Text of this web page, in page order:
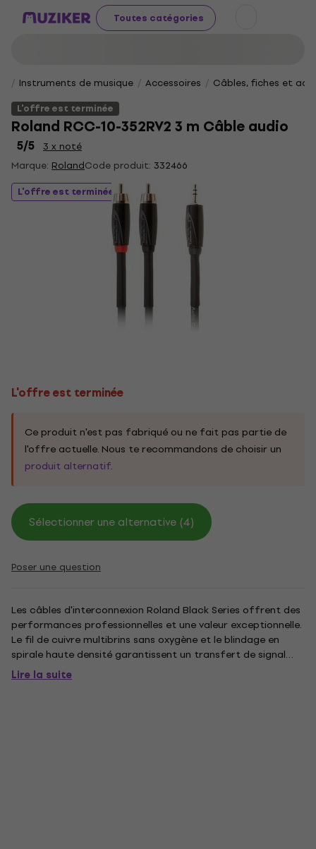
Toutes catégories
Instruments de musique Accessoires
Câbles, fiches et
L'offre est terminée
Roland RCC-10-352RV2 3 m Câble audio
5/5
3 x noté
Marque: RolandCode produit: 332466
L'offre est terminée
L'offre est terminée
Ce produit n'est pas fabriqué ou ne fait pas partie de
l'offre actuelle. Nous te recommandons de choisir un
produit alternatif.
Sélectionner une alternative (4)
Poser une question
Les câbles d'interconnexion Roland Black Series offrent des
performances professionnelles et une valeur exceptionnelle.
Le fil de cuivre multibrins sans oxygène et le blindage en
spirale haute densité garantissent un transfert de signal
parfait pour connecter des pédales, des instruments, des
équipements de studio, etc. Dotés de connecteurs de...
Lire la suite